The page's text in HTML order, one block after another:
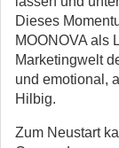
Dieses
MOONOVA als
Marketingwelt
und emotional,
Hilbig.
Zum Neustart